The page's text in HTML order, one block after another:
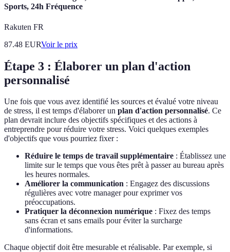
Sports, 24h Fréquence
Rakuten FR
87.48 EURVoir le prix
Étape 3 : Élaborer un plan d'action
personnalisé
Une fois que vous avez identifié les sources et évalué votre niveau
de stress, il est temps d'élaborer un plan d'action personnalisé. Ce
plan devrait inclure des objectifs spécifiques et des actions à
entreprendre pour réduire votre stress. Voici quelques exemples
d'objectifs que vous pourriez fixer :
Réduire le temps de travail supplémentaire : Établissez une
limite sur le temps que vous êtes prêt à passer au bureau après
les heures normales.
Améliorer la communication : Engagez des discussions
régulières avec votre manager pour exprimer vos
préoccupations.
Pratiquer la déconnexion numérique : Fixez des temps
sans écran et sans emails pour éviter la surcharge
d'informations.
Chaque objectif doit être mesurable et réalisable. Par exemple, si